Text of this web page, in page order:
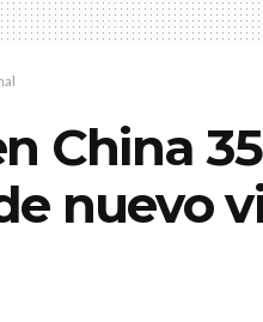
China
nuevo